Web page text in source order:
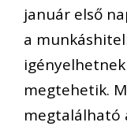
január első
a
megtehetik.
megtalálható